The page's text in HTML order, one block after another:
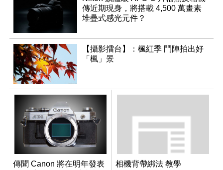
傳近期現身，將搭載 4,500 萬畫素
堆疊式感光元件？
【攝影擂台】：楓紅季 鬥陣拍出好
「楓」景
傳聞 Canon 將在明年發表
相機背帶綁法 教學